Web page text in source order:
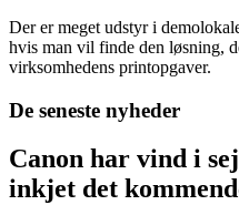
Der er meget udstyr i
hvis man vil finde den løsning,
virksomhedens printopgaver.
De seneste nyheder
Canon har vind i
inkjet det